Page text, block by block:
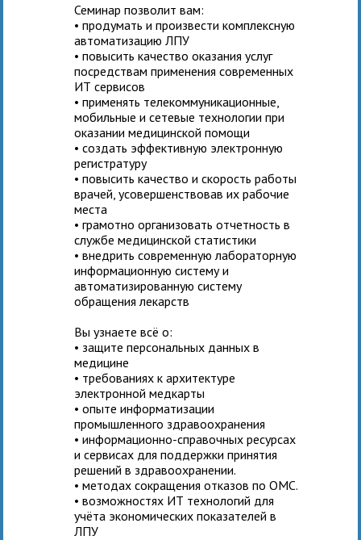
Семинар позволит вам:
• продумать и произвести комплексную
автоматизацию ЛПУ
• повысить качество оказания услуг
посредствам применения современных
ИТ сервисов
• применять телекоммуникационные,
мобильные и сетевые технологии при
оказании медицинской помощи
• создать эффективную электронную
регистратуру
• повысить качество и скорость работы
врачей, усовершенствовав их рабочие
места
• грамотно организовать отчетность в
службе медицинской статистики
• внедрить современную лабораторную
информационную систему и
автоматизированную систему
обращения лекарств
Вы узнаете всё о:
• защите персональных данных в
медицине
• требованиях к архитектуре
электронной медкарты
• опыте информатизации
промышленного здравоохранения
• информационно-справочных ресурсах
и сервисах для поддержки принятия
решений в здравоохранении.
• методах сокращения отказов по ОМС.
• возможностях ИТ технологий для
учёта экономических показателей в
ЛПУ